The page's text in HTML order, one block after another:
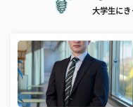
大学生にき